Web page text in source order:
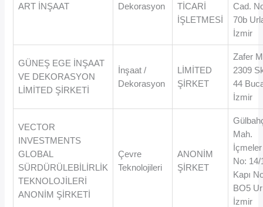
ART İNŞAAT
Dekorasyon
TİCARİ
İŞLETMESİ
Cad.
70b
İzmir
GÜNEŞ EGE İNŞAAT
VE DEKORASYON
LİMİTED ŞİRKETİ
İnşaat /
Dekorasyon
LİMİTED
ŞİRKET
Zafer
2309
44
İzmir
VECTOR
INVESTMENTS
GLOBAL
SÜRDÜRÜLEBİLİRLİK
TEKNOLOJİLERİ
ANONİM ŞİRKETİ
Çevre
Teknolojileri
ANONİM
ŞİRKET
Mah.
No: 14/
Kapı
BO5
İzmir